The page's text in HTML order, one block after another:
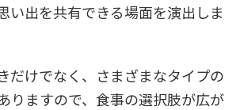
い出を共有できる場面を演出しま
だけでなく、さまざまなタイプの
りますので、食事の選択肢が広が